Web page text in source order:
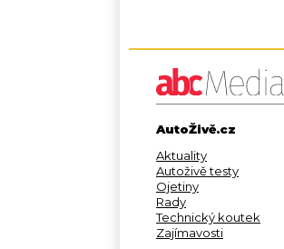
AutoŽivě.cz
Aktuality
Autoživě testy
Ojetiny
Rady
Technický koutek
Zajímavosti